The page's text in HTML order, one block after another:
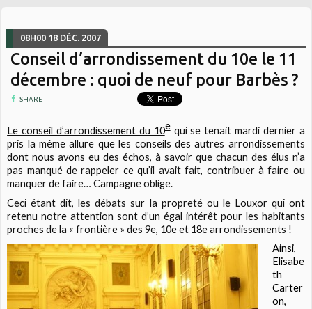
08H00 18 DÉC. 2007
Conseil d’arrondissement du 10e le 11
décembre : quoi de neuf pour Barbès ?
SHARE
Le conseil d’arrondissement du 10equi se tenait mardi dernier a
pris la même allure que les conseils des autres arrondissements
dont nous avons eu des échos, à savoir que chacun des élus n’a
pas manqué de rappeler ce qu’il avait fait, contribuer à faire ou
manquer de faire… Campagne oblige.
Ceci étant dit, les débats sur la propreté ou le Louxor qui ont
retenu notre attention sont d’un égal intérêt pour les habitants
proches de la « frontière » des 9e, 10e et 18e arrondissements !
Ainsi,
Elisabe
th
Carter
on,